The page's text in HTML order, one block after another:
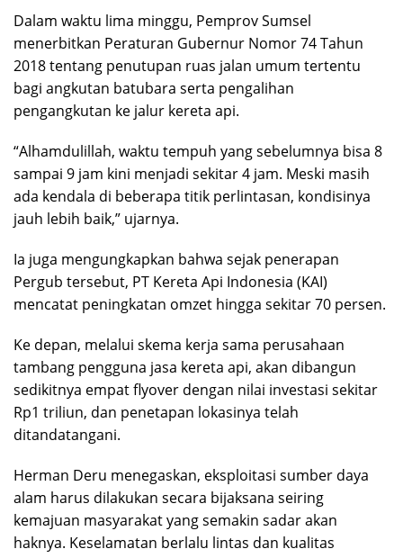
Dalam waktu lima minggu, Pemprov Sumsel
menerbitkan Peraturan Gubernur Nomor 74 Tahun
2018 tentang penutupan ruas jalan umum tertentu
bagi angkutan batubara serta pengalihan
pengangkutan ke jalur kereta api.
“Alhamdulillah, waktu tempuh yang sebelumnya bisa 8
sampai 9 jam kini menjadi sekitar 4 jam. Meski masih
ada kendala di beberapa titik perlintasan, kondisinya
jauh lebih baik,” ujarnya.
Ia juga mengungkapkan bahwa sejak penerapan
Pergub tersebut, PT Kereta Api Indonesia (KAI)
mencatat peningkatan omzet hingga sekitar 70 persen.
Ke depan, melalui skema kerja sama perusahaan
tambang pengguna jasa kereta api, akan dibangun
sedikitnya empat flyover dengan nilai investasi sekitar
Rp1 triliun, dan penetapan lokasinya telah
ditandatangani.
Herman Deru menegaskan, eksploitasi sumber daya
alam harus dilakukan secara bijaksana seiring
kemajuan masyarakat yang semakin sadar akan
haknya. Keselamatan berlalu lintas dan kualitas